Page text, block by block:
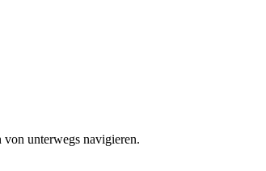
unterwegs navigieren.